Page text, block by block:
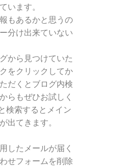
います。
もあるかと思うの
分け出来ていない
から見つけていた
をクリックしてか
だくとブログ内検
らもぜひお試しく
検索するとメイン
出てきます。
したメールが届く
せフォームを削除